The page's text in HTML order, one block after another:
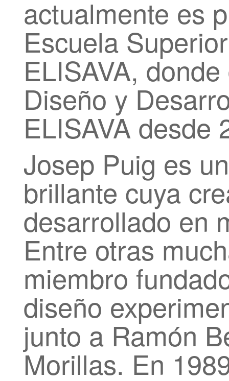
actualmente es
Escuela
ELISAVA,
Diseño y
ELISAVA desde
Josep Puig es
brillante cuya
desarrollado en
Entre otras
miembro
diseño
junto a Ramón
Morillas. En